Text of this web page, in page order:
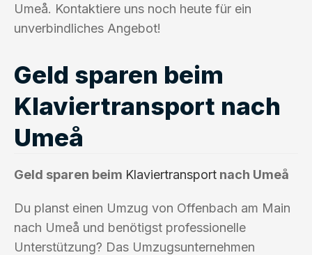
Umeå. Kontaktiere uns noch heute für ein
unverbindliches Angebot!
Geld sparen beim
Klaviertransport nach
Umeå
Geld sparen beim Klaviertransport nach Umeå
Du planst einen Umzug von Offenbach am Main
nach Umeå und benötigst professionelle
Unterstützung? Das Umzugsunternehmen